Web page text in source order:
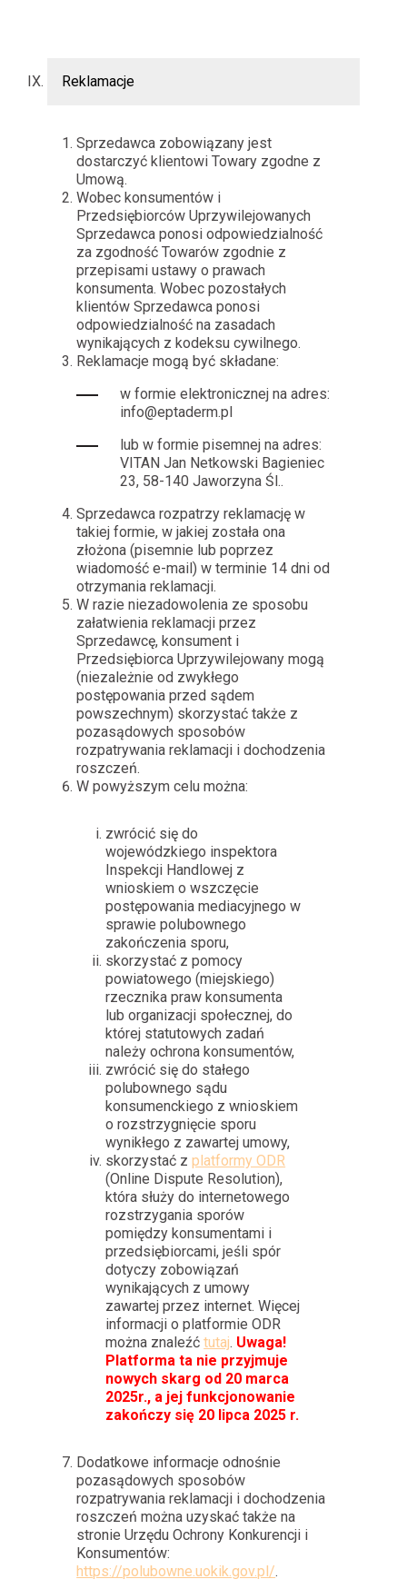
Reklamacje
Sprzedawca zobowiązany jest
dostarczyć klientowi Towary zgodne z
Umową.
Wobec konsumentów i
Przedsiębiorców Uprzywilejowanych
Sprzedawca ponosi odpowiedzialność
za zgodność Towarów zgodnie z
przepisami ustawy o prawach
konsumenta. Wobec pozostałych
klientów Sprzedawca ponosi
odpowiedzialność na zasadach
wynikających z kodeksu cywilnego.
Reklamacje mogą być składane:
w formie elektronicznej na adres:
info@eptaderm.pl
lub w formie pisemnej na adres:
VITAN Jan Netkowski Bagieniec
23, 58-140 Jaworzyna Śl..
Sprzedawca rozpatrzy reklamację w
takiej formie, w jakiej została ona
złożona (pisemnie lub poprzez
wiadomość e-mail) w terminie 14 dni od
otrzymania reklamacji.
W razie niezadowolenia ze sposobu
załatwienia reklamacji przez
Sprzedawcę, konsument i
Przedsiębiorca Uprzywilejowany mogą
(niezależnie od zwykłego
postępowania przed sądem
powszechnym) skorzystać także z
pozasądowych sposobów
rozpatrywania reklamacji i dochodzenia
roszczeń.
W powyższym celu można:
zwrócić się do
wojewódzkiego inspektora
Inspekcji Handlowej z
wnioskiem o wszczęcie
postępowania mediacyjnego w
sprawie polubownego
zakończenia sporu,
skorzystać z pomocy
powiatowego (miejskiego)
rzecznika praw konsumenta
lub organizacji społecznej, do
której statutowych zadań
należy ochrona konsumentów,
zwrócić się do stałego
polubownego sądu
konsumenckiego z wnioskiem
o rozstrzygnięcie sporu
wynikłego z zawartej umowy,
skorzystać zplatformy ODR
(Online Dispute Resolution),
która służy do internetowego
rozstrzygania sporów
pomiędzy konsumentami i
przedsiębiorcami, jeśli spór
dotyczy zobowiązań
wynikających z umowy
zawartej przez internet. Więcej
informacji o platformie ODR
można znaleźćtutaj. Uwaga!
Platforma ta nie przyjmuje
nowych skarg od 20 marca
2025r., a jej funkcjonowanie
zakończy się 20 lipca 2025 r.
Dodatkowe informacje odnośnie
pozasądowych sposobów
rozpatrywania reklamacji i dochodzenia
roszczeń można uzyskać także na
stronie Urzędu Ochrony Konkurencji i
Konsumentów:
https://polubowne.uokik.gov.pl/.